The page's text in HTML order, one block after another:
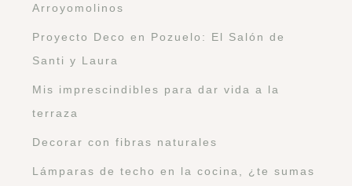
Arroyomolinos
Proyecto Deco en Pozuelo: El Salón de
Santi y Laura
Mis imprescindibles para dar vida a la
terraza
Decorar con fibras naturales
Lámparas de techo en la cocina, ¿te sumas